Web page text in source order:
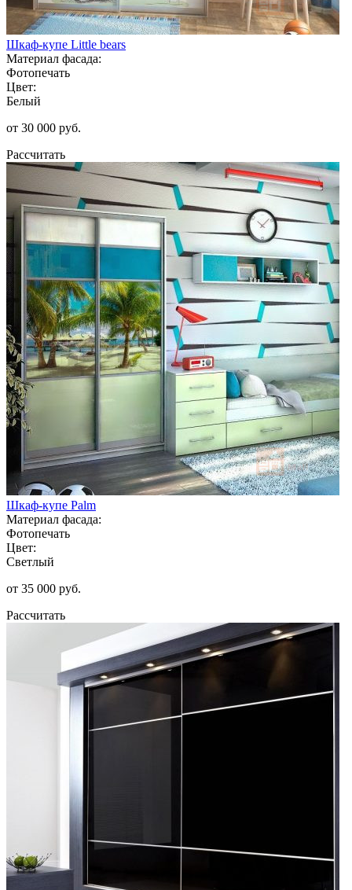
Шкаф-купе Little bears
Материал фасада:
Фотопечать
Цвет:
Белый
от 30 000 руб.
Рассчитать
Шкаф-купе Palm
Материал фасада:
Фотопечать
Цвет:
Светлый
от 35 000 руб.
Рассчитать